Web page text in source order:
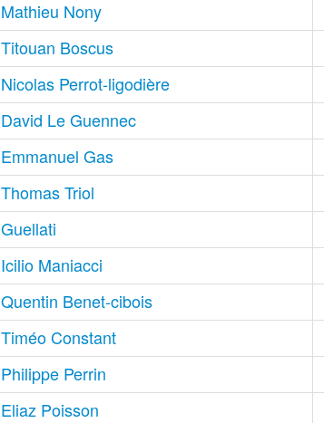
Mathieu Nony
Titouan Boscus
Nicolas Perrot-ligodière
David Le Guennec
Emmanuel Gas
Thomas Triol
Guellati
Icilio Maniacci
Quentin Benet-cibois
Timéo Constant
Philippe Perrin
Eliaz Poisson